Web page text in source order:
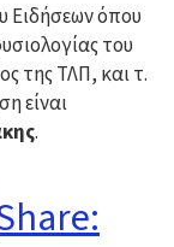
Ειδήσεων όπου
του
της ΤΛΠ, και τ.
είναι
.